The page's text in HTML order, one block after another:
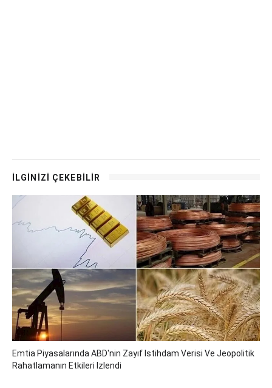
İLGİNİZİ ÇEKEBİLİR
Emtia Piyasalarında ABD'nin Zayıf Istihdam Verisi Ve Jeopolitik
Rahatlamanın Etkileri Izlendi